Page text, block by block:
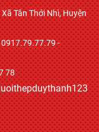
Tân Thới Nhì, Huyện
-
78